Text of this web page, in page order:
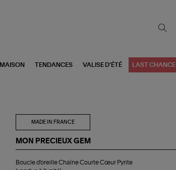
MAISON TENDANCES VALISE D'ÉTÉ LAST CHANCE
MADE IN FRANCE
MON PRECIEUX GEM
d'oreille
Boucle d'oreille Chaîne Courte Cœur Pyrite